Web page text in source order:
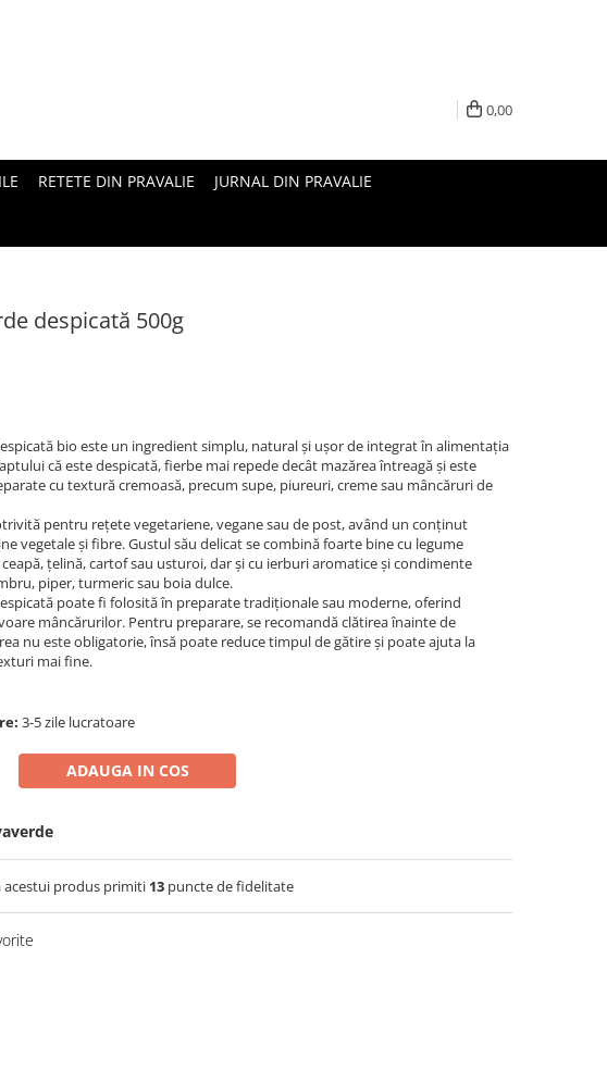
0,00
RETETE DIN PRAVALIE JURNAL DIN PRAVALIE
despicată 500g
bio este un ingredient simplu, natural și ușor de integrat în alimentația
că este despicată, fierbe mai repede decât mazărea întreagă și este
cu textură cremoasă, precum supe, piureuri, creme sau mâncăruri de
pentru rețete vegetariene, vegane sau de post, având un conținut
vegetale și fibre. Gustul său delicat se combină foarte bine cu legume
țelină, cartof sau usturoi, dar și cu ierburi aromatice și condimente
piper, turmeric sau boia dulce.
poate fi folosită în preparate tradiționale sau moderne, oferind
mâncărurilor. Pentru preparare, se recomandă clătirea înainte de
nu este obligatorie, însă poate reduce timpul de gătire și poate ajuta la
mai fine.
3-5 zile lucratoare
ADAUGA IN COS
acestui produs primiti 13 puncte de fidelitate